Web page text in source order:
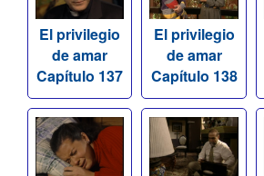
El privilegio
de amar
Capítulo 137
El privilegio
de amar
Capítulo 138